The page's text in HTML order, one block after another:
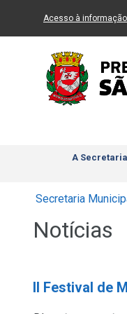
Ir ao Conteúdo
Acesso à
A Secretaria
Secretaria
Notícias
II Festival de